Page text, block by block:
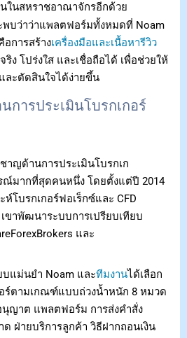
ในสหราชอาณาจักรอีกด้วย
บว่าว่าแพลตฟอร์มทั้งหมดที่ Noam
การสร้างเครื่องมือและเนื้อหารีวิว
ง โปร่งใส และเชื่อถือได้ เพื่อช่วยให้
ละตัดสินใจได้ง่ายขึ้น
การประเมินโบรกเกอร์
าญด้านการประเมินโบรกเก
ณ์มากที่สุดคนหนึ่ง โดยตั้งแต่ปี 2014
โบรกเกอร์ฟอเร็กซ์และ CFD
ขาพัฒนาระบบการเปรียบเทียบ
และ
บแม่นยำ Noam และทีมงานได้เลือก
ร์ตามเกณฑ์แบบถ่วงน้ำหนัก 8 หมวด
ญาต แพลตฟอร์ม การส่งคำสั่ง
ฝ่ายบริการลูกค้า วิธีฝากถอนเงิน